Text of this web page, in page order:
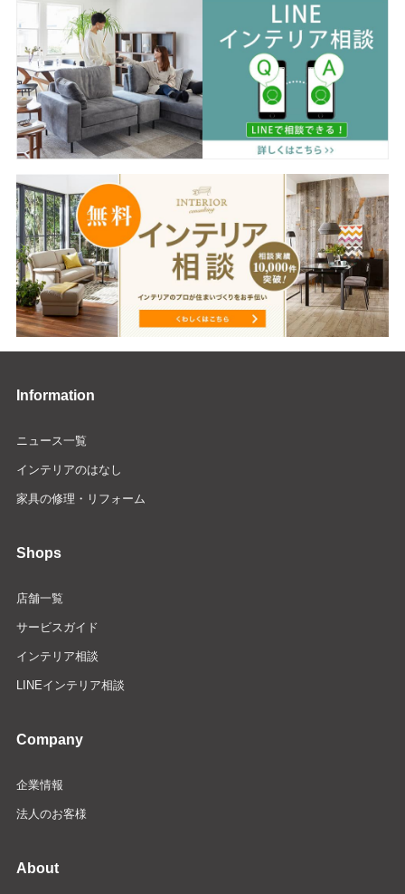
Information
ニュース一覧
インテリアのはなし
家具の修理・リフォーム
Shops
店舗一覧
サービスガイド
インテリア相談
LINEインテリア相談
Company
企業情報
法人のお客様
About